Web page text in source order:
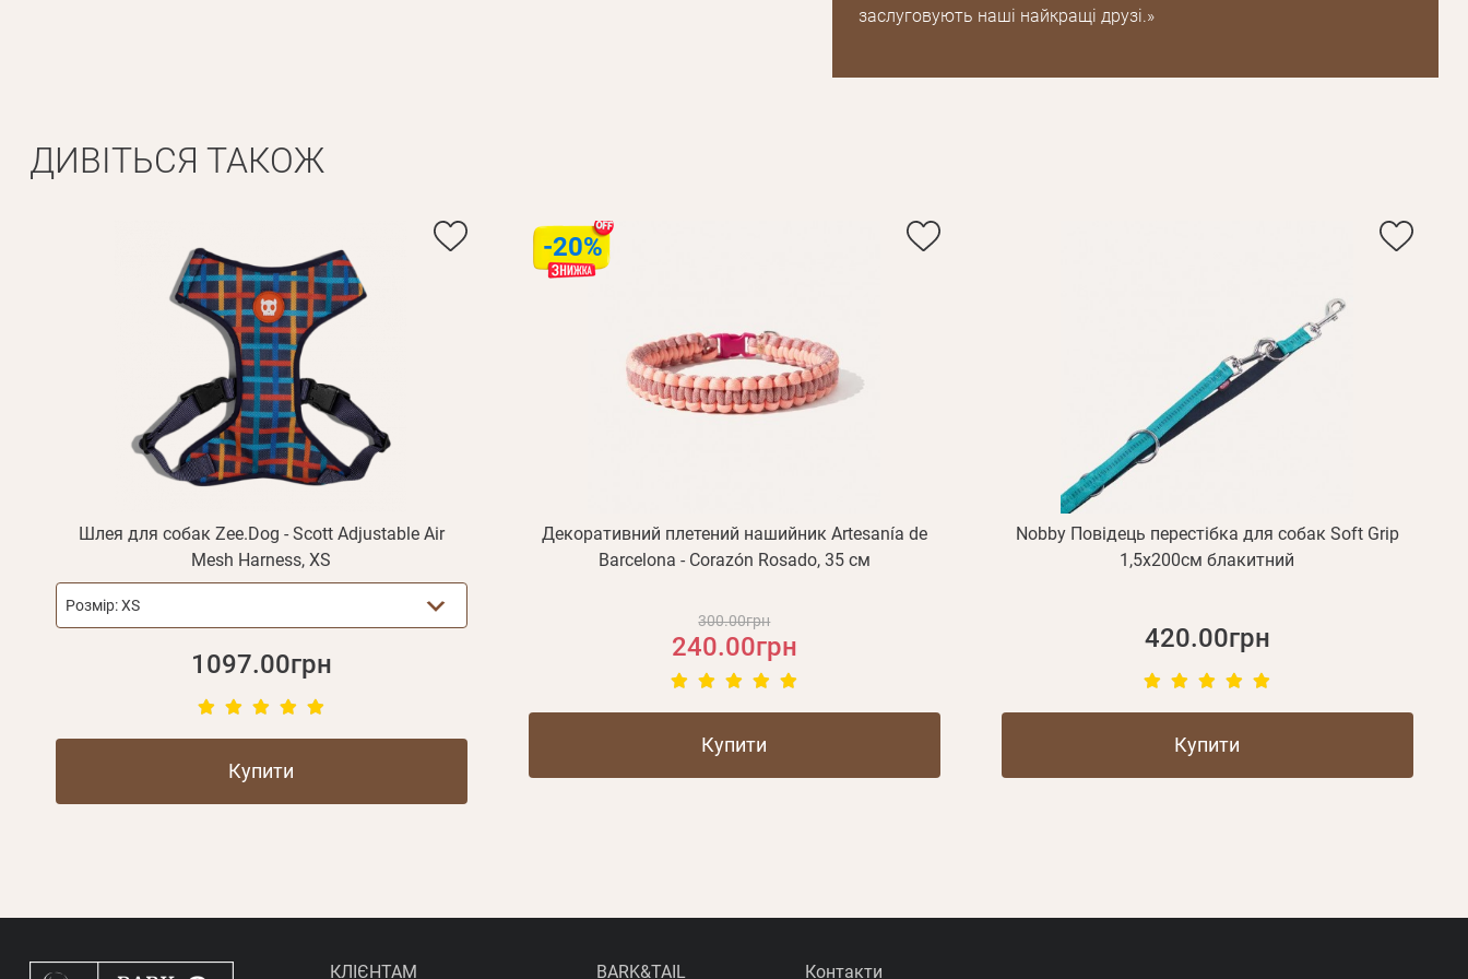
заслуговують наші найкращі друзі.»
ДИВІТЬСЯ ТАКОЖ
Шлея для собак Zee.Dog - Scott Adjustable Air
Mesh Harness, XS
Розмір:XS
1097.00грн
Купити
-20%
Декоративний плетений нашийник Artesanía de
Barcelona - Corazón Rosado, 35 см
300.00грн
240.00грн
Купити
Nobby Повідець перестібка для собак Soft Grip
1,5х200см блакитний
420.00грн
Купити
КЛІЄНТАМ BARK&TAIL Контакти
Зареєструватися